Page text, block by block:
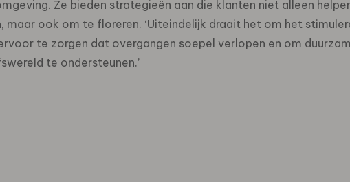
Ze bieden strategieën aan die klanten niet alleen
ook om te floreren. ‘Uiteindelijk draait het om het
te zorgen dat overgangen soepel verlopen en om
te ondersteunen.’